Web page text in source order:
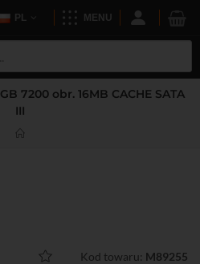
PL MENU
7200 obr. 16MB CACHE SATA
III
Kod towaru: M89255